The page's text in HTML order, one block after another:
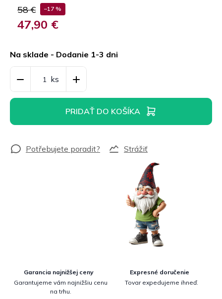
58 € –17 %
47,90 €
cena:
Na sklade - Dodanie 1-3 dni
PRIDAŤ DO KOŠÍKA
Strážiť
Garancia najnižšej ceny
Garantujeme vám najnižšiu cenu
na trhu.
Expresné doručenie
Tovar expedujeme ihneď.